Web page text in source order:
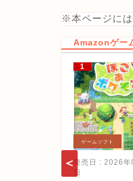
※本ページに
Amazonゲー
ゲームソフト
発売日 : 2026
日